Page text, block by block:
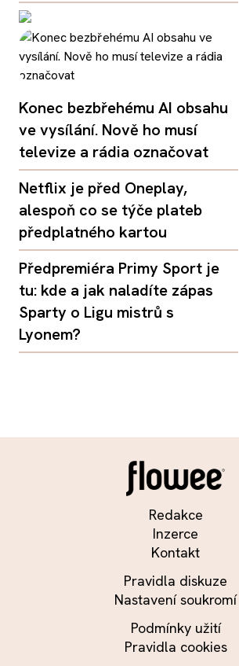
Konec bezbřehému AI obsahu
ve vysílání. Nově ho musí
televize a rádia označovat
Netflix je před Oneplay,
alespoň co se týče plateb
předplatného kartou
Předpremiéra Primy Sport je
tu: kde a jak naladíte zápas
Sparty o Ligu mistrů s
Lyonem?
Redakce
Inzerce
Kontakt
Pravidla diskuze
Nastavení soukromí
Podmínky užití
Pravidla cookies